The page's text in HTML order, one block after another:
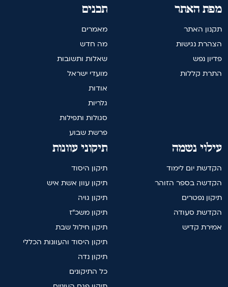
תכנים
מאמרים
מה חדש
שאלות ותשובות
מועדי ישראל
אודות
גלריות
סגולות ותפילות
פרשת שבוע
מפת האתר
תקנון האתר
הצהרת נגישות
פדיון נפש
התרת קללות
תיקוני עוונות
תיקון היסוד
תיקון עוון אשת איש
תיקון גויה
תיקון משכ"ז
תיקון חילול שבת
תיקון היסוד והעוונות הכללי
תיקון נדה
כל התיקונים
עילוי נשמה
הקדשת יום לימוד
הקדשה בספר הזוהר
תיקון נפטרים
הקדשת סעודה
אמירת קדיש